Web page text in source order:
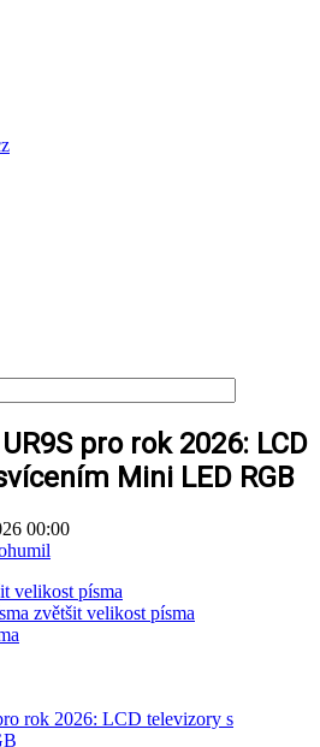
pro rok 2026: LCD
Mini LED RGB
00:00
velikost písma
zvětšit velikost písma